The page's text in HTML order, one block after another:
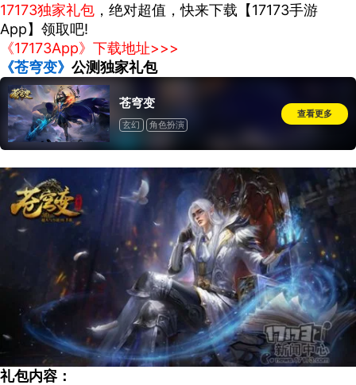
17173独家礼包 ，绝对超值，快来下载【17173手游
App】领取吧!
《17173App》下载地址>>>
《苍穹变》 公测独家礼包
苍穹变
玄幻 角色扮演
查看更多
礼包内容：